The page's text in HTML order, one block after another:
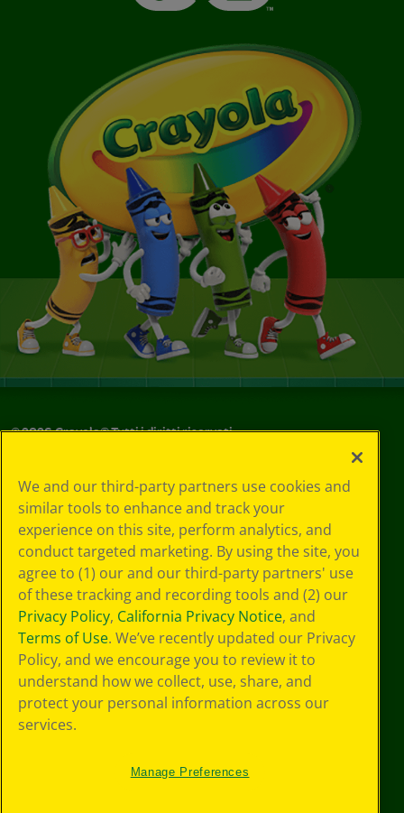
©2026Crayola® Tutti i diritti riservati.
in materia di
privacy
Informativa sulla
privacy
Termini SMS
GDPR
Informativa sulla
privacy di CA
Technologies
Preferenze cookie
Condizioni d'uso
Accessibilità web
Mappa del sito
We and our third-party partners use cookies and
similar tools to enhance and track your
experience on this site, perform analytics, and
conduct targeted marketing. By using the site, you
agree to (1) our and our third-party partners' use
of these tracking and recording tools and (2) our
Privacy Policy, California Privacy Notice, and
Terms of Use. We’ve recently updated our Privacy
Policy, and we encourage you to review it to
understand how we collect, use, share, and
protect your personal information across our
services.
Manage Preferences